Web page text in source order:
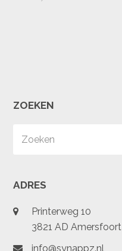
ZOEKEN
ADRES
Printerweg 10
3821 AD Amersfoort
info@synappz.nl